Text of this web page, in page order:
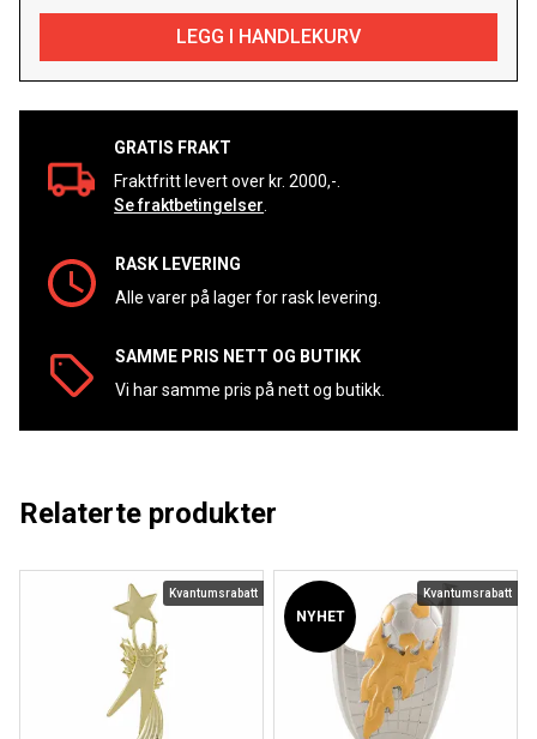
GRATIS FRAKT
Fraktfritt levert over kr. 2000,-.
Se fraktbetingelser
RASK LEVERING
Alle varer på lager for rask levering.
SAMME PRIS NETT OG BUTIKK
Vi har samme pris på nett og butikk.
Relaterte produkter
Kvantumsrabatt
NYHET
Kvantumsrabatt